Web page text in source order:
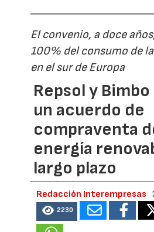
El convenio, a doce
100% del consumo de
en el sur de Europa
Repsol y
un acuerdo de
compraventa
energía
largo plazo
Redacción Interempresas
2230